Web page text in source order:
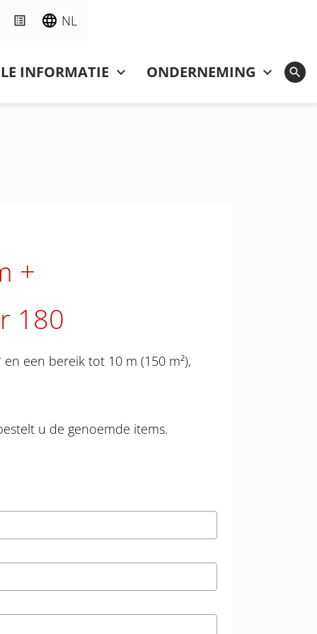
NL
INFORMATIE ONDERNEMING
180
een bereik tot 10 m (150 m²),
u de genoemde items.